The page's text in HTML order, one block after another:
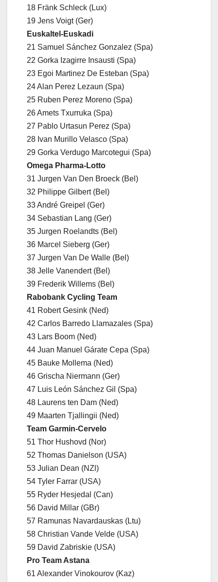
18 Fränk Schleck (Lux)
19 Jens Voigt (Ger)
Euskaltel-Euskadi
21 Samuel Sánchez Gonzalez (Spa)
22 Gorka Izagirre Insausti (Spa)
23 Egoi Martinez De Esteban (Spa)
24 Alan Perez Lezaun (Spa)
25 Ruben Perez Moreno (Spa)
26 Amets Txurruka (Spa)
27 Pablo Urtasun Perez (Spa)
28 Ivan Murillo Velasco (Spa)
29 Gorka Verdugo Marcotegui (Spa)
Omega Pharma-Lotto
31 Jurgen Van Den Broeck (Bel)
32 Philippe Gilbert (Bel)
33 André Greipel (Ger)
34 Sebastian Lang (Ger)
35 Jurgen Roelandts (Bel)
36 Marcel Sieberg (Ger)
37 Jurgen Van De Walle (Bel)
38 Jelle Vanendert (Bel)
39 Frederik Willems (Bel)
Rabobank Cycling Team
41 Robert Gesink (Ned)
42 Carlos Barredo Llamazales (Spa)
43 Lars Boom (Ned)
44 Juan Manuel Gárate Cepa (Spa)
45 Bauke Mollema (Ned)
46 Grischa Niermann (Ger)
47 Luis León Sánchez Gil (Spa)
48 Laurens ten Dam (Ned)
49 Maarten Tjallingii (Ned)
Team Garmin-Cervelo
51 Thor Hushovd (Nor)
52 Thomas Danielson (USA)
53 Julian Dean (NZl)
54 Tyler Farrar (USA)
55 Ryder Hesjedal (Can)
56 David Millar (GBr)
57 Ramunas Navardauskas (Ltu)
58 Christian Vande Velde (USA)
59 David Zabriskie (USA)
Pro Team Astana
61 Alexander Vinokourov (Kaz)